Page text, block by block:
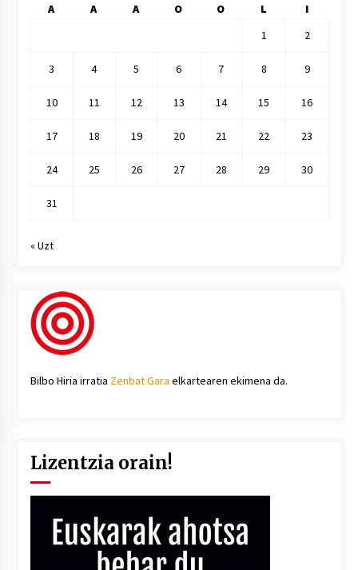
A A A O O L
I
1
2
3 4 5 6 7 8 9
10 11 12 13 14 15 16
17 18 19 20 21 22 23
24 25 26 27 28 29 30
31
« Uzt
Bilbo Hiria irratia Zenbat Gara elkartearen ekimena da.
Lizentzia orain!